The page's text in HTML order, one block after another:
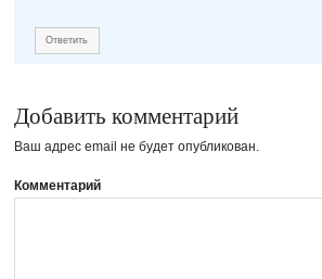
Ответить
Добавить комментарий
Ваш адрес email не будет опубликован.
Комментарий